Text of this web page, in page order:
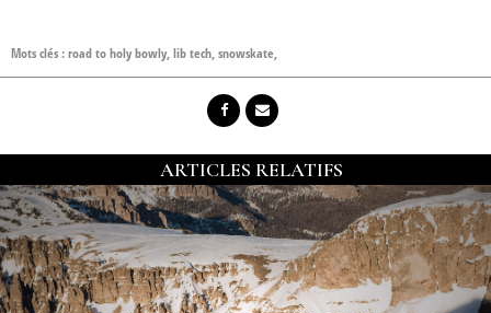
Mots clés :road to holy bowly,lib tech,snowskate,
ARTICLES RELATIFS